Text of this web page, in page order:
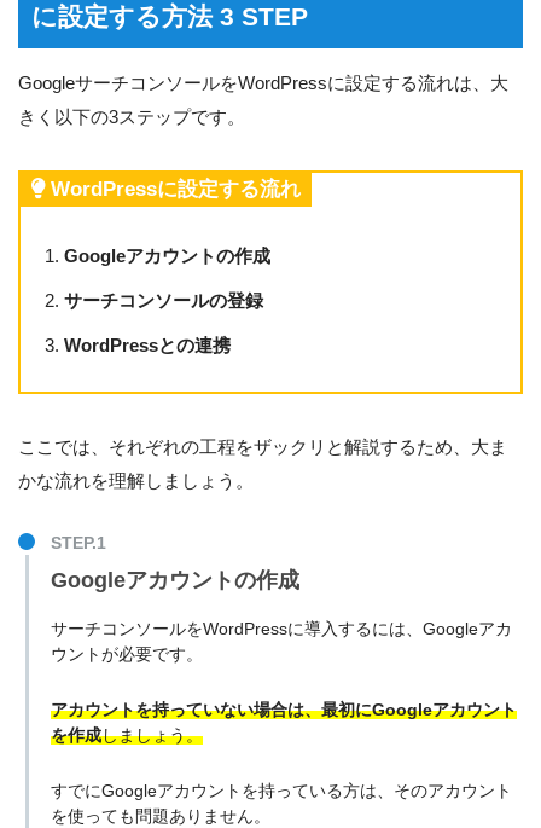
に設定する方法 3 STEP
GoogleサーチコンソールをWordPressに設定する流れは、大
きく以下の3ステップです。
WordPressに設定する流れ
Googleアカウントの作成
サーチコンソールの登録
WordPressとの連携
ここでは、それぞれの工程をザックリと解説するため、大ま
かな流れを理解しましょう。
STEP.1
Googleアカウントの作成
サーチコンソールをWordPressに導入するには、Googleアカ
ウントが必要です。
アカウントを持っていない場合は、最初にGoogleアカウント
を作成しましょう。
すでにGoogleアカウントを持っている方は、そのアカウント
を使っても問題ありません。